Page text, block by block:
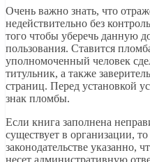
Очень важно знать, что
недействительно без
того чтобы уберечь данную
пользования. Ставится
уполномоченный человек
титульник, а также
страниц. Перед установкой
знак пломбы.
Если книга заполнена
существует в организации,
законодательстве указанно,
несет административную